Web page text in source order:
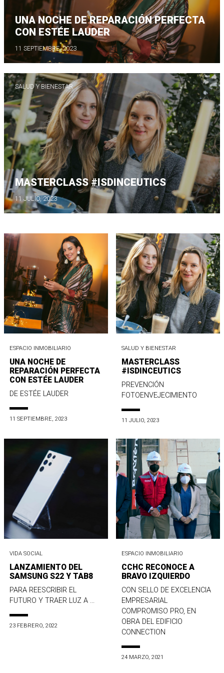
UNA NOCHE DE REPARACIÓN PERFECTA
CON ESTÉE LAUDER
11 SEPTIEMBRE, 2023
SALUD Y BIENESTAR
MASTERCLASS #ISDINCEUTICS
11 JULIO, 2023
ESPACIO INMOBILIARIO
UNA NOCHE DE
REPARACIÓN PERFECTA
CON ESTÉE LAUDER
DE ESTÉE LAUDER
11 SEPTIEMBRE, 2023
SALUD Y BIENESTAR
MASTERCLASS
#ISDINCEUTICS
PREVENCIÓN
FOTOENVEJECIMIENTO
11 JULIO, 2023
VIDA SOCIAL
LANZAMIENTO DEL
SAMSUNG S22 Y TAB8
PARA REESCRIBIR EL
FUTURO Y TRAER LUZ A ...
23 FEBRERO, 2022
ESPACIO INMOBILIARIO
CCHC RECONOCE A
BRAVO IZQUIERDO
CON SELLO DE EXCELENCIA
EMPRESARIAL
COMPROMISO PRO, EN
OBRA DEL EDIFICIO
CONNECTION
24 MARZO, 2021